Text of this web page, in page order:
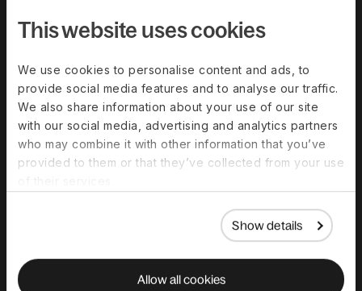
This website uses cookies
We use cookies to personalise content and ads, to
provide social media features and to analyse our traffic.
We also share information about your use of our site
with our social media, advertising and analytics partners
who may combine it with other information that you’ve
provided to them or that they’ve collected from your use
Show details
Allow all cookies
Réserver une démo
Deel gère la paie pour vous,
notamment :
Taxes locales, déclarations statutaires et
rapports
Libre-service employé (bulletins de paie,
documents)
Reporting intégré et analyses de la paie